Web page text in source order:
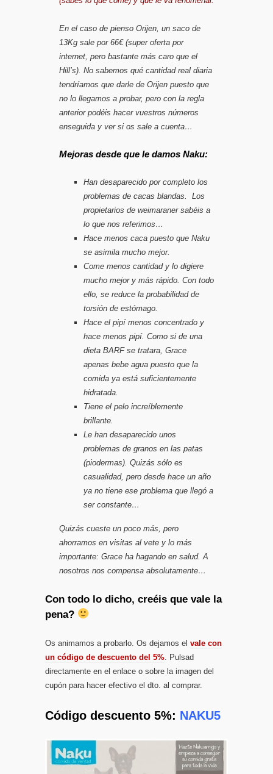
En el caso de pienso Orijen, un saco de
13Kg sale por 66€ (super oferta por
internet, pero bastante más caro que el
Hill’s). No sabemos qué cantidad real diaria
tendríamos que darle de Orijen puesto que
no lo llegamos a probar, pero con la regla
anterior podéis hacer vuestros números
enseguida y ver si os sale a cuenta…
Mejoras desde que le damos Naku:
Han desaparecido por completo los
problemas de cacas blandas.
Los
propietarios de weimaraner sabéis a
lo que nos referimos…
Hace menos caca puesto que Naku
se asimila mucho mejor.
Come menos cantidad y lo digiere
mucho mejor y más rápido. Con todo
ello, se reduce la probabilidad de
torsión de estómago
Hace el pipí menos concentrado y
hace menos pipí. Como si de una
dieta BARFse tratara, Grace
apenas bebe agua puesto que la
comida ya está suficientemente
hidratada.
Tiene el pelo increíblemente
brillante.
Le han desaparecido unos
problemas de granos en las patas
(piodermas). Quizás sólo es
casualidad, pero desde hace un año
ya no tiene ese problema que llegó a
ser constante…
Quizás cueste un poco más, pero
ahorramos en visitas al vete y lo más
importante: Grace ha hagando en salud. A
nosotros nos compensa absolutamente…
Con todo lo dicho, creéis que vale la
pena?
Os animamos a probarlo. Os dejamos el vale con
un código de descuento del 5% . Pulsad
directamente en el enlace o sobre la imagen del
cupón para hacer efectivo el dto. al comprar.
Código descuento 5%: NAKU5